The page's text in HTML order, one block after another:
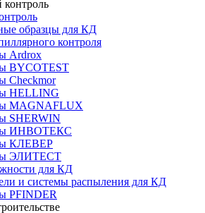
образцы для КД
контроля
Ardrox
BYCOTEST
Checkmor
HELLING
MAGNAFLUX
SHERWIN
ИНВОТЕКС
КЛЕВЕР
ЭЛИТЕСТ
для КД
и системы распыления для КД
PFINDER